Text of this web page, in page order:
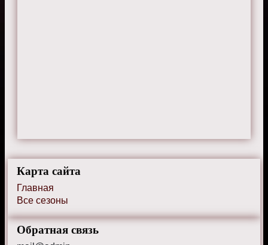
Карта сайта
Главная
Все сезоны
Обратная связь